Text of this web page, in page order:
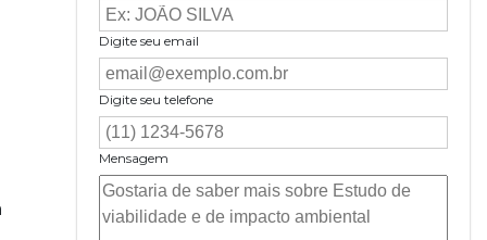
Digite seu email
Digite seu telefone
Mensagem